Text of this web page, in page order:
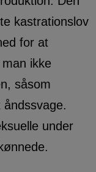
kastrationslov
for at
ikke
såsom
under